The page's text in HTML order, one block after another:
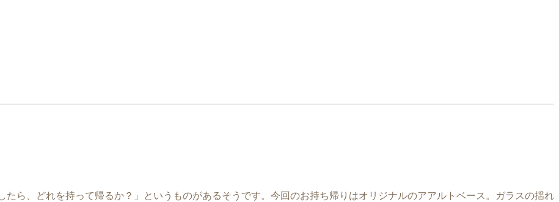
ら、どれを持って帰るか？」というものがあるそうです。今回のお持ち帰りはオリジナルのアアルトベース。ガラスの揺れ